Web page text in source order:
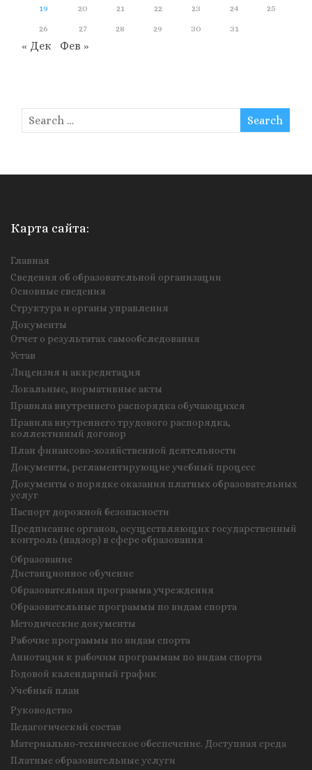
19 20 21 22 23 24
25
26
27 28 29 30 31
« Дек Фев »
Карта сайта:
Главная
Сведения об образовательной организации
Основные сведения
Структура и органы управления
Документы
Отчет о результатах самообследования
Устав
Лицензия и аккредитация
Локальные, нормативные акты
Правила внутреннего распорядка обучающихся
Правила внутреннего трудового распорядка,
коллективный договор
План финансово-хозяйственной деятельности
Документы, регламентирующие учебный процесс
Документы о порядке оказания платных образовательных
услуг
Паспорт дорожной безопасности
Предписание органов, осуществляющих государственный
контроль (надзор) в сфере образования
Образование
Дистанционное обучение
Образовательная программа учреждения
Образовательные программы по видам спорта
Методические документы
Рабочие программы по видам спорта
Аннотации к рабочим программам по видам спорта
Годовой календарный график
Учебный план
Руководство
Педагогический состав
Материально-техническое обеспечение. Доступная среда
Платные образовательные услуги